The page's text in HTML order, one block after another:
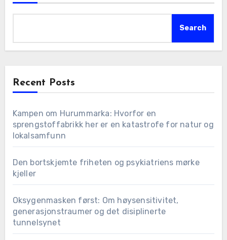
Search
Recent Posts
Kampen om Hurummarka: Hvorfor en
sprengstoffabrikk her er en katastrofe for natur og
lokalsamfunn
Den bortskjemte friheten og psykiatriens mørke
kjeller
Oksygenmasken først: Om høysensitivitet,
generasjonstraumer og det disiplinerte
tunnelsynet